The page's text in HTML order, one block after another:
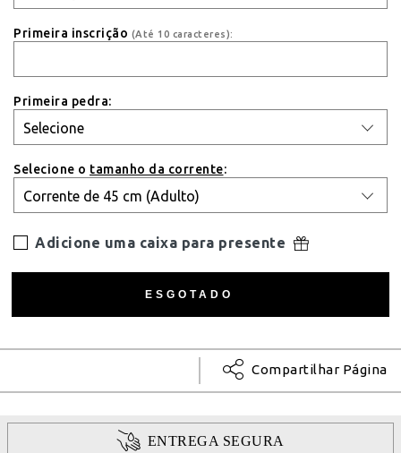
Primeira inscrição (Até 10 caracteres):
Primeira pedra:
Selecione o tamanho da corrente:
Adicione uma caixa para presente
Compartilhar Página
ENTREGA SEGURA